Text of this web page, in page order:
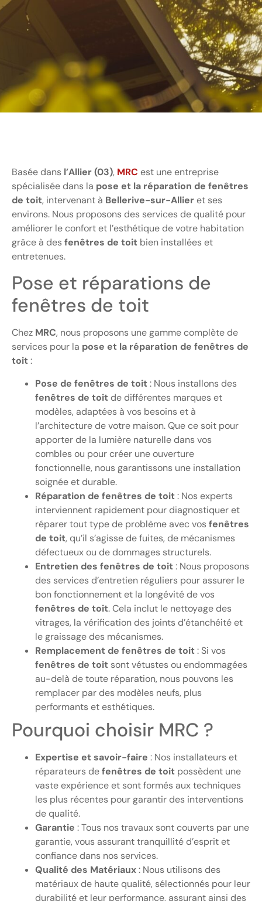
Basée dans l’Allier (03), MRC est une entreprise
spécialisée dans la pose et la réparation de fenêtres
de toit, intervenant à Bellerive-sur-Allieret ses
environs. Nous proposons des services de qualité pour
améliorer le confort et l’esthétique de votre habitation
grâce à desfenêtres de toit bien installées et
entretenues.
Pose et réparations de
fenêtres de toit
Chez MRC, nous proposons une gamme complète de
services pour la pose et la réparation de fenêtres de
toit:
Pose de fenêtres de toit: Nous installons des
fenêtres de toitde différentes marques et
modèles, adaptées à vos besoins et à
l’architecture de votre maison. Que ce soit pour
apporter de la lumière naturelle dans vos
combles ou pour créer une ouverture
fonctionnelle, nous garantissons une installation
soignée et durable.
Réparation de fenêtres de toit: Nos experts
interviennent rapidement pour diagnostiquer et
réparer tout type de problème avec vosfenêtres
de toit, qu’il s’agisse de fuites, de mécanismes
défectueux ou de dommages structurels.
Entretien des fenêtres de toit: Nous proposons
des services d’entretien réguliers pour assurer le
bon fonctionnement et la longévité de vos
fenêtres de toit. Cela inclut le nettoyage des
vitrages, la vérification des joints d’étanchéité et
le graissage des mécanismes.
Remplacement de fenêtres de toit: Si vos
fenêtres de toit sont vétustes ou endommagées
au-delà de toute réparation, nous pouvons les
remplacer par des modèles neufs, plus
performants et esthétiques.
Pourquoi choisir MRC ?
Expertise etsavoir-faire : Nos installateurs et
réparateurs defenêtres de toit possèdent une
vaste expérience et sont formés aux techniques
les plus récentes pour garantir des interventions
de qualité.
Garantie : Tous nos travaux sont couverts par une
garantie, vous assurant tranquillité d’esprit et
confiance dans nos services.
Qualité des Matériaux: Nous utilisons des
matériaux de haute qualité, sélectionnés pour leur
durabilité et leur performance, assurant ainsi des